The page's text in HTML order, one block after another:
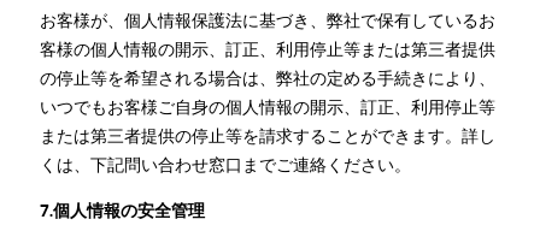
お客様が、個人情報保護法に基づき、弊社で保有しているお
客様の個人情報の開示、訂正、利用停止等または第三者提供
の停止等を希望される場合は、弊社の定める手続きにより、
いつでもお客様ご自身の個人情報の開示、訂正、利用停止等
または第三者提供の停止等を請求することができます。詳し
くは、下記問い合わせ窓口までご連絡ください。
7.個人情報の安全管理